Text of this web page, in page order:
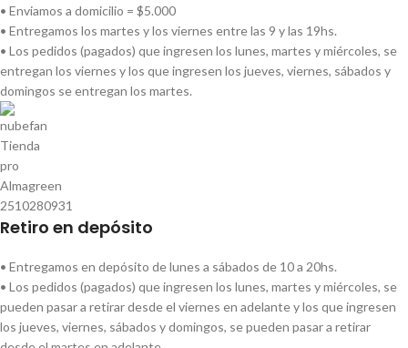
• Enviamos a domicilio = $5.000
• Entregamos los martes y los viernes entre las 9 y las 19hs.
• Los pedidos (pagados) que ingresen los lunes, martes y miércoles, se
entregan los viernes y los que ingresen los jueves, viernes, sábados y
domingos se entregan los martes.
Retiro en depósito
• Entregamos en depósito de lunes a sábados de 10 a 20hs.
• Los pedidos (pagados) que ingresen los lunes, martes y miércoles, se
pueden pasar a retirar desde el viernes en adelante y los que ingresen
los jueves, viernes, sábados y domingos, se pueden pasar a retirar